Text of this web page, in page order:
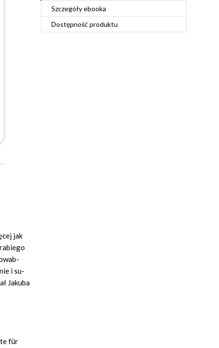
Szczegółyebooka
Dostępność produktu
jak
i su­
Ja­ku­ba
für